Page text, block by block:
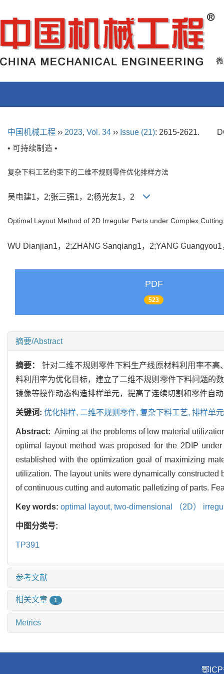
中国机械工程 ›› 2023, Vol. 34 ›› Issue (21): 2615-2621.
• 可持续制造 •
复杂下料工艺约束下的二维不规则零件优化排样方法
吴电建1，2;张三强1，2;杨光友1，2
Optimal Layout Method of 2D Irregular Parts under Complex
WU Dianjian1，2;ZHANG Sanqiang1，2;YANG
PDF
523
摘要/Abstract
摘要： 针对二维不规则零件下料生产线原材料利用率不
料利用率为优化目标，建立了二维不规则零件下料问题的
镜像等操作动态构造排样单元，提高了连续切割和零件自
关键词: 优化排样, 二维不规则零件, 复杂下料工艺, 排样单
Abstract: Aiming at the problems of low material
optimal layout method was proposed for the 2DIP
established with the optimization goal of maximizing
utilization. The layout units were dynamically
of continuous cutting and automatic palletizing of parts.
Key words: optimal layout, two-dimensional （2D）
中图分类号:
TP391
参考文献
相关文章 1
Metrics
鄂